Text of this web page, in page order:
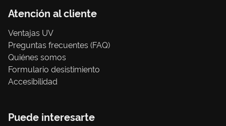
Atención al cliente
Ventajas UV
Preguntas frecuentes (FAQ)
Quiénes somos
Formulario desistimiento
Accesibilidad
Puede interesarte